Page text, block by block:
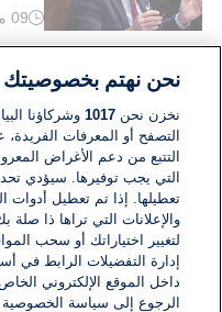
وقت
دقيقة.
09 مايو 2024
الحرب
وقت
1}
دقيقة.
14 مارس 2024
نحن نهتم بخصوصيتك
نخزن نحن1017 وشركاؤنا
التصفح أو المعرفات
التتبع من دعم الأغراض
التي يجب توفيرها. سيؤدي
تعطيلها. إذا تم تعطيل أدوات
والإعلانات التي تراها ذا
لتغيير اختياراتك أو سحب
إدارة التفضيلات الرابط في
داخل الموقع الإلكتروني
الرجوع إلى سياسة الخصوصية